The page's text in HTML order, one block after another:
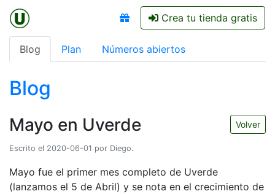
Crea tu tienda gratis
Blog Plan Números abiertos
Blog
Volver
Mayo en Uverde
Escrito el 2020-06-01 por Diego.
Mayo fue el primer mes completo de Uverde
(lanzamos el 5 de Abril) y se nota en el crecimiento de